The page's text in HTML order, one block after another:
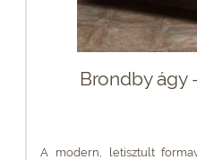
Brondby ágy
A modern, letisztult